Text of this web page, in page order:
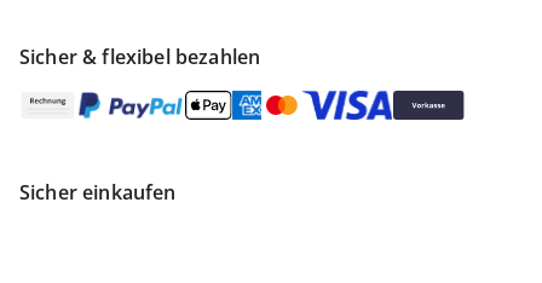
Sicher & flexibel bezahlen
Sicher einkaufen